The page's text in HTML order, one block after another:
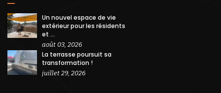
Un nouvel espace de vie
extérieur pour les résidents
et ...
août 03, 2026
La terrasse poursuit sa
transformation !
juillet 29, 2026